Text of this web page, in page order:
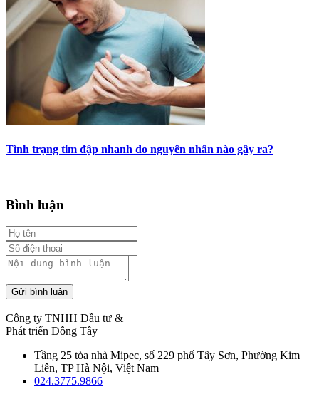
Tình trạng tim đập nhanh do nguyên nhân nào gây ra?
Bình luận
Gửi bình luận
Công ty TNHH Đầu tư &
Phát triển Đông Tây
Tầng 25 tòa nhà Mipec, số 229 phố Tây Sơn, Phường Kim
Liên, TP Hà Nội, Việt Nam
024.3775.9866